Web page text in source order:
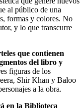
al público de una
formas y colores. No
y lo que transcurre
que contienen
del libro y
figuras de los
Shir Khan y Baloo
a la obra.
en la Biblioteca